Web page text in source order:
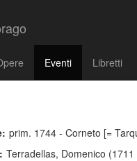
Eventi Libretti
prim. 1744 - Corneto [=
Terradellas, Domenico